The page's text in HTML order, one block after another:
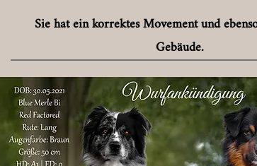
Sie hat ein korrektes Movement und
Gebäude.